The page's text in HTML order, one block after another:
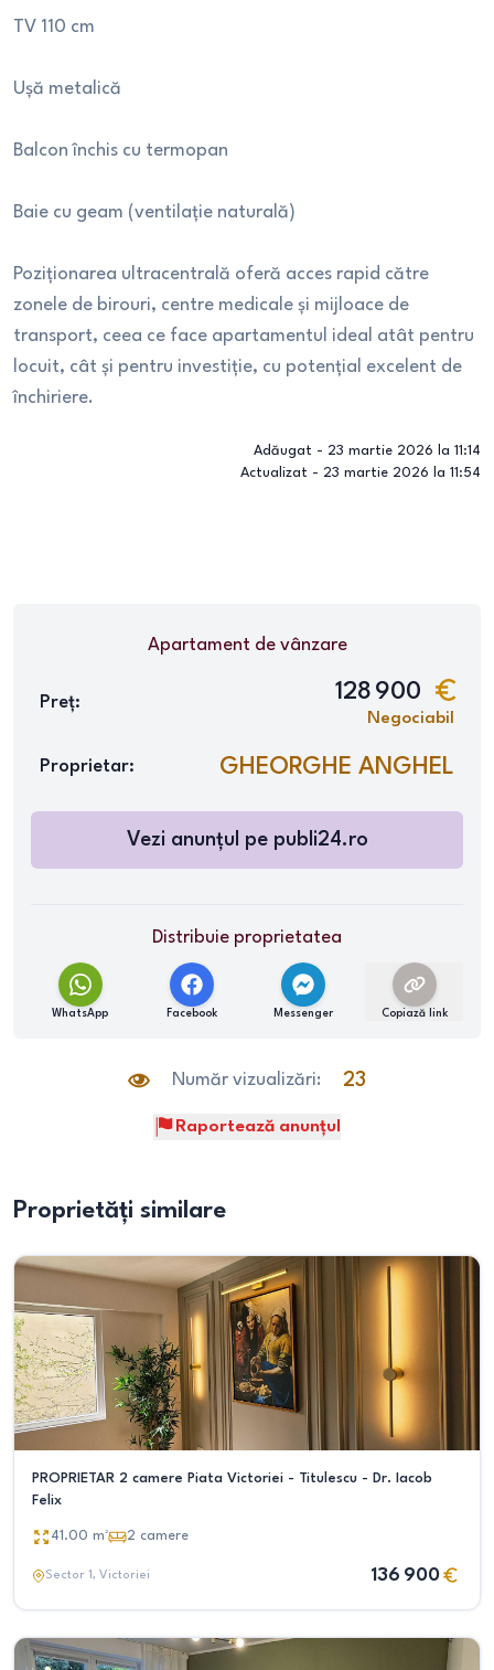
TV 110 cm
Ușă metalică
Balcon închis cu termopan
Baie cu geam (ventilație naturală)
Poziționarea ultracentrală oferă acces rapid către
zonele de birouri, centre medicale și mijloace de
transport, ceea ce face apartamentul ideal atât pentru
locuit, cât și pentru investiție, cu potențial excelent de
închiriere.
Adăugat - 23 martie 2026 la 11:14
Actualizat - 23 martie 2026 la 11:54
Apartamentde vânzare
Preț: 128 900
Negociabil
Proprietar: GHEORGHE ANGHEL
Vezi anunțul pe publi24.ro
Distribuie proprietatea
WhatsApp Facebook Messenger Copiază link
Număr vizualizări: 23
Raportează anunțul
Proprietăți similare
PROPRIETAR 2 camere Piata Victoriei - Titulescu - Dr. Iacob
Felix
41.00 m² 2 camere
Sector 1, Victoriei 136 900